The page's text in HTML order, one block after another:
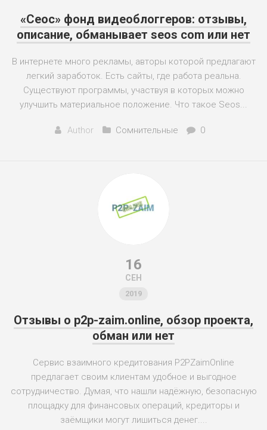
«Сеос» фонд видеоблоггеров: отзывы,
описание, обманывает seos com или нет
В интернете много рекламы, авторы которой предлагают
легкий заработок. Есть сайты, где работа реальна.
Существуют программы, участвуя в которых можно
улучшить материальное положение. Что такое Seos...
Author Сомнительные 0
16
СЕН
2019
Отзывы о p2p-zaim.online, обзор проекта,
обман или нет
Сервис взаимного кредитования P2PZaimOnline
предлагает своим клиентам удобное и выгодное
сотрудничество. Думая, что нашли надёжную, безопасную
площадку для финансовых операций, кредиторы и
заёмщики могут лишиться денег....